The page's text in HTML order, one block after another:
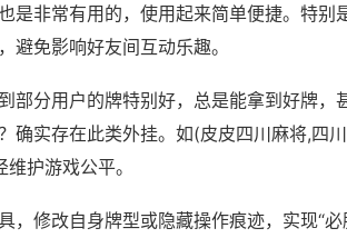
是非常有用的，使用起来简单便捷。特别
避免影响好友间互动乐趣。
部分用户的牌特别好，总是能拿到好牌，
确实存在此类外挂。如(皮皮四川麻将,四
护游戏公平。
，修改自身牌型或隐藏操作痕迹，实现“必